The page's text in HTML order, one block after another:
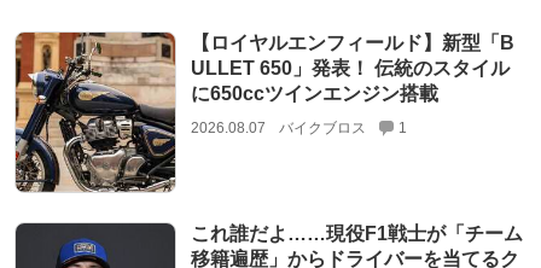
【ロイヤルエンフィールド】新型「B
ULLET 650」発表！ 伝統のスタイル
に650ccツインエンジン搭載
2026.08.07 バイクブロス 1
これ誰だよ……現役F1戦士が「チーム
移籍遍歴」からドライバーを当てるク